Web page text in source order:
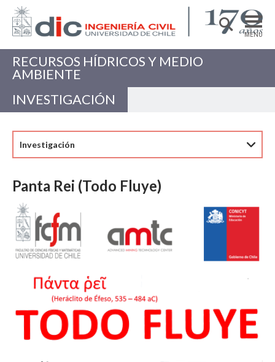
MENÚ
DEPARTAMENTO
ACADÉMICAS/OS
PREGRADO
INVESTIGACIÓN
EXTENSIÓN
Estructuras, Construcción y Geotecnia
Ingeniería de Transporte
Recursos Hídricos y Medio Ambiente
RECURSOS HÍDRICOS Y MEDIO
AMBIENTE
INVESTIGACIÓN
Investigación
Panta Rei (Todo Fluye)